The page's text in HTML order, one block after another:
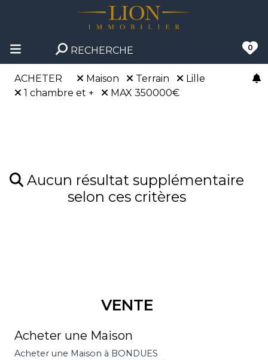
RECHERCHE 0
ACHETER Maison Terrain
Lille
1 chambre et +
MAX 350000€
Aucun résultat supplémentaire
selon ces critères
VENTE
Acheter une Maison
Acheter une Maison à BONDUES